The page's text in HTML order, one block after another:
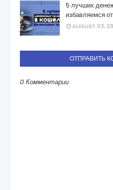
5 лучших
избавляемся
AUGUST 03,
ОТПРАВИТЬ
0 Комментарии